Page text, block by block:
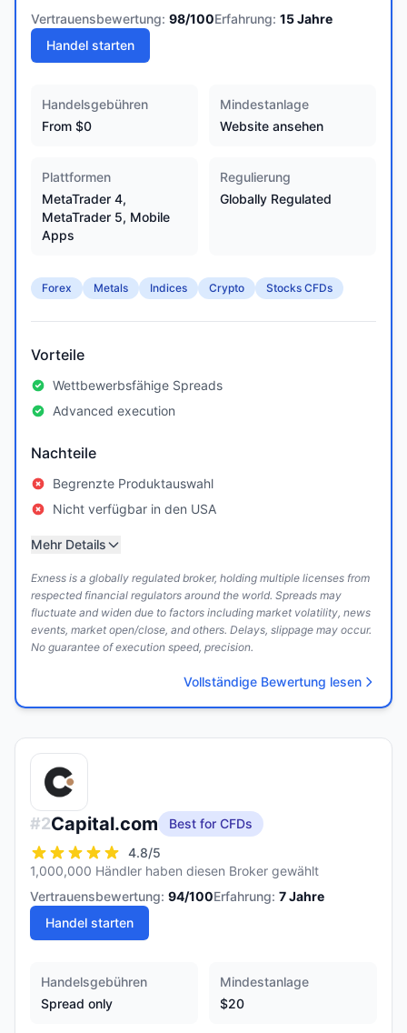
Vertrauensbewertung: 98/100Erfahrung: 15Jahre
Handel starten
Handelsgebühren
From $0
Mindestanlage
Website ansehen
Plattformen
MetaTrader 4,
MetaTrader 5, Mobile
Apps
Regulierung
Globally Regulated
Forex Metals Indices Crypto Stocks CFDs
Vorteile
Wettbewerbsfähige Spreads
Advanced execution
Nachteile
Begrenzte Produktauswahl
Nicht verfügbar in den USA
Mehr Details
Exness is a globally regulated broker, holding multiple licenses from
respected financial regulators around the world. Spreads may
fluctuate and widen due to factors including market volatility, news
events, market open/close, and others. Delays, slippage may occur.
No guarantee of execution speed, precision.
Vollständige Bewertung lesen
#2Capital.com
Best for CFDs
4.8/5
1,000,000 Händler haben diesen Broker gewählt
Vertrauensbewertung: 94/100Erfahrung: 7Jahre
Handel starten
Handelsgebühren
Spread only
Mindestanlage
$20